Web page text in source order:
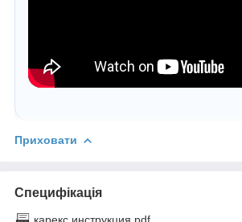
Приховати
Специфікація
карекс инструкция.pdf